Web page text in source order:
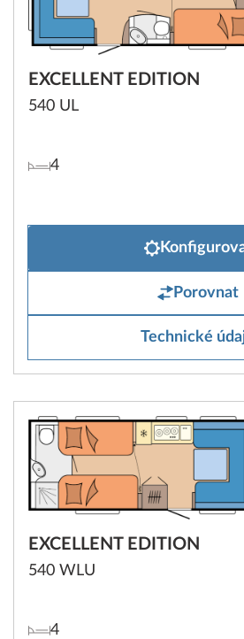
EXCELLENT EDITION
540 UL
4
Porovnat
Technické
EXCELLENT EDITION
540 WLU
4